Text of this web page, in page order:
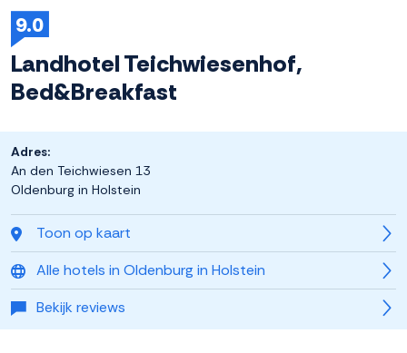
9.0
Landhotel Teichwiesenhof,
Bed&Breakfast
Toon op kaart
Alle hotels in Oldenburg in Holstein
Bekijk reviews
Adres:
An den Teichwiesen 13
Oldenburg in Holstein